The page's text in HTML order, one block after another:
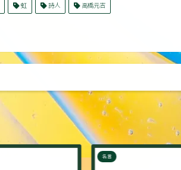
虹 詩人 高橋元吉
名言